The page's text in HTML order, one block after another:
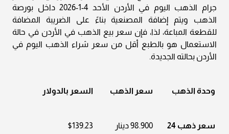
جرام الذهب اليوم في الأردن الأحد 4-1-2026 داخل بورصة
الذهب ويتم إضافة المصنعية بناءً على الضريبة المضافة
للقطعة المباعة، لذا، فإن سعر بيع الذهب في الأردن في حالة
الاستعمال هو بالطبع أقل من سعر شراء الذهب اليوم في
الأردن بحالته الجديدة.
وحدة الذهب سعر الذهب السعر بالدولار
سعر ذهب 24 98.900 دينار $139.23